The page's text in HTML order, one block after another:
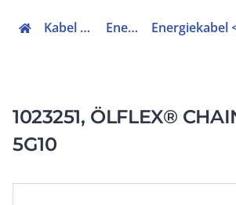
Kabel & Leitungen Energiekabel
1023251, ÖLFLEX®
5G10